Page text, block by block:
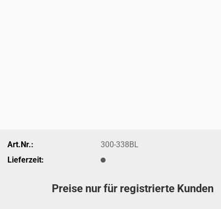
Art.Nr.:
300-338BL
Lieferzeit:
Preise nur für registrierte Kunden